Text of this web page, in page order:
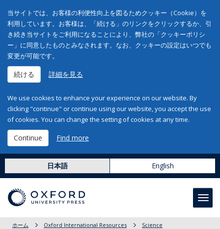
当サイトでは、お客様の利便性向上を図るためクッキー（Cookie）を
利用しています。お客様は、「続ける」のリンクをクリックするか、引
き続き当サイトをご利用になることにより、弊社の「クッキーポリシ
ー」に同意したものとみなされます。なお、クッキーの設定はいつでも
変更が可能です。
続ける 詳細を見る
We use cookies to enhance your experience on our website. By
clicking "continue" or continue using our website, you accept the use
of cookies. You can change the setting of cookies at any time.
Continue Find more
日本語 English
ホーム Oxford International Resources
Science